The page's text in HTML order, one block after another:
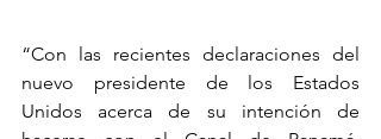
“Con las recientes declaraciones del
nuevo presidente de los Estados
Unidos acerca de su intención de